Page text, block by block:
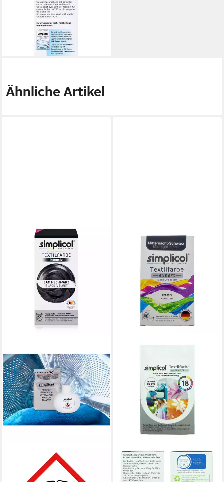
150g - Farbe zum Färben
(46,80 €/ 1 kg)
lieferbar - in 3-4 Werktagen bei dir
Ähnliche Artikel
Textilfarbe Simplicol
Textilfarbe intensiv Samt-
SIMPLICOL
Textilfarbe Simplicol
Textilfarbe Expert